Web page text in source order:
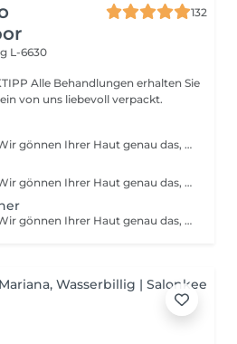
132
L-6630
Alle Behandlungen erhalten Sie
von uns liebevoll verpackt.
BABOR SYSTEMPFLEGE Wir gönnen Ihrer Haut genau das, was sie braucht und verwöhnen sie mit einer tiefenwirksamen Reinigung und Vorbereitungsmaske, einem hoch-dosierten Fluid, einer stimulierenden Massage sowie einer wirkstoffintensiven Pflegemaske. Und all das natürlich abgestimmt auf Ihr persönliches Hautbedürfnis.
BABOR SYSTEMPFLEGE Wir gönnen Ihrer Haut genau das, was sie braucht und verwöhnen sie mit einer tiefenwirksamen Reinigung und Vorbereitungsmaske, einem hoch-dosierten Fluid, einer stimulierenden Massage sowie einer wirkstoffintensiven Pflegemaske. Und all das natürlich abgestimmt auf Ihr persönliches Hautbedürfnis.
BABOR SYSTEMPFLEGE Wir gönnen Ihrer Haut genau das, was sie braucht und verwöhnen sie mit einer tiefenwirksamen Reinigung und Vorbereitungsmaske, einem hoch-dosierten Fluid, einer stimulierenden Massage sowie einer wirkstoffintensiven Pflegemaske. Und all das natürlich abgestimmt auf Ihr persönliches Hautbedürfnis.